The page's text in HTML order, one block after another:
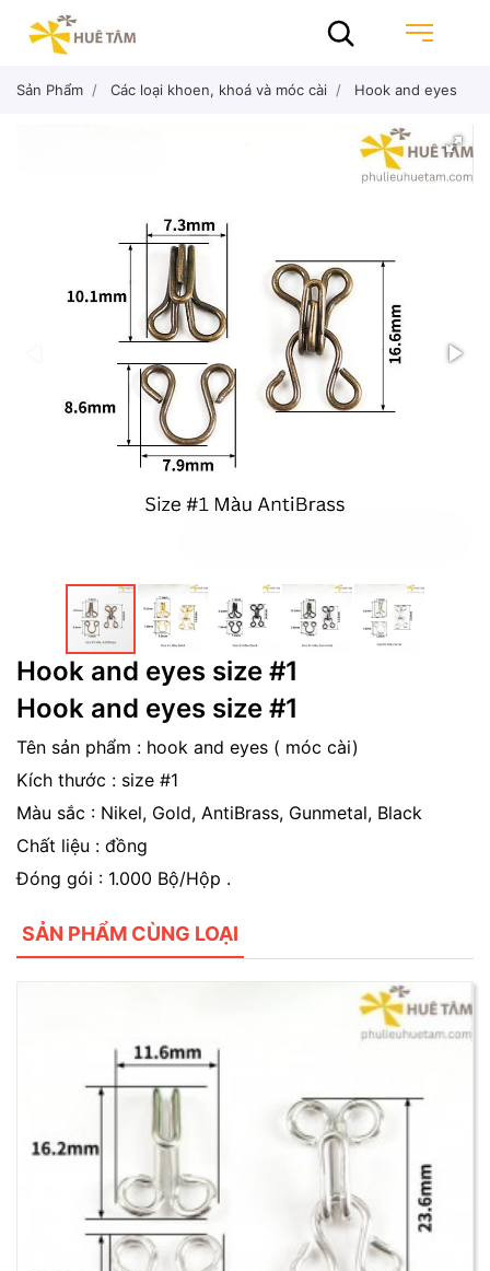
Sản Phẩm Các loại khoen, khoá và móc cài Hook and eyes
Hook and eyes size #1
Hook and eyes size #1
Tên sản phẩm : hook and eyes ( móc cài)
Kích thước : size #1
Màu sắc : Nikel, Gold, AntiBrass, Gunmetal, Black
Chất liệu : đồng
Đóng gói : 1.000 Bộ/Hộp .
SẢN PHẨM CÙNG LOẠI